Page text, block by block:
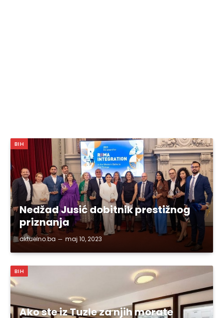
BIH
Nedžad Jusić dobitnik prestižnog
priznanja
aktuelno.ba maj 10, 2023
BIH
Ako ste iz Tuzle za njih morate